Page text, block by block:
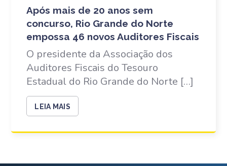
Após mais de 20 anos sem
concurso, Rio Grande do Norte
empossa 46 novos Auditores Fiscais
O presidente da Associação dos
Auditores Fiscais do Tesouro
Estadual do Rio Grande do Norte […]
LEIA MAIS